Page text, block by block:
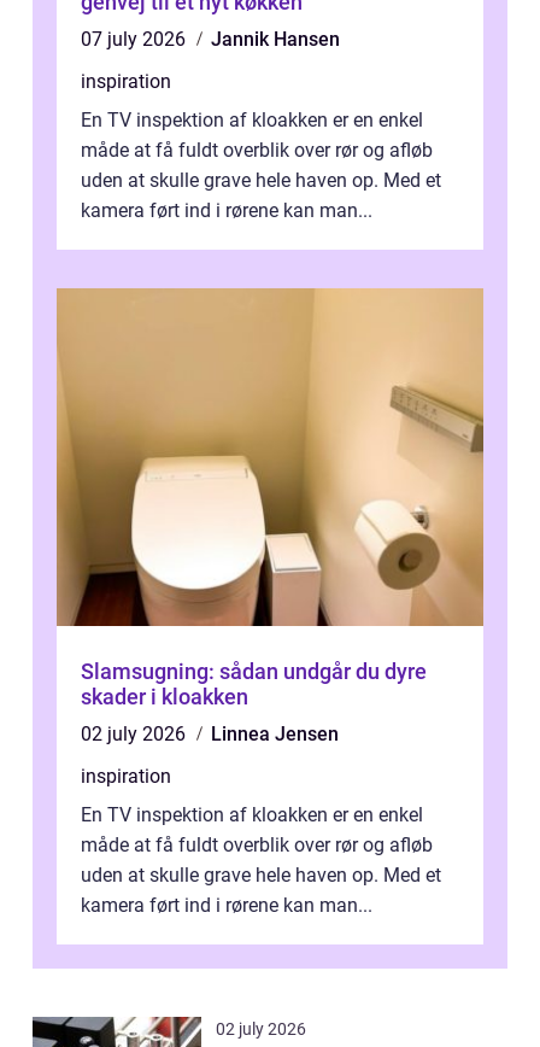
07 july 2026
Jannik Hansen
inspiration
En TV inspektion af kloakken er en enkel
måde at få fuldt overblik over rør og afløb
uden at skulle grave hele haven op. Med et
kamera ført ind i rørene kan man...
Slamsugning: sådan undgår du dyre
skader i kloakken
02 july 2026
Linnea Jensen
inspiration
En TV inspektion af kloakken er en enkel
måde at få fuldt overblik over rør og afløb
uden at skulle grave hele haven op. Med et
kamera ført ind i rørene kan man...
02 july 2026